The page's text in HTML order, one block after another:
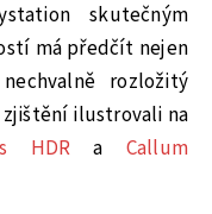
skutečným
má předčít nejen
rozložitý
ilustrovali na
HDR a Callum